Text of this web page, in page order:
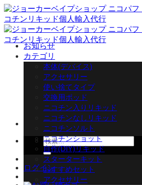
Skip
to
content
検
索
対
象:
ログイン
お知らせ
カテゴリ
本体(デバイス)
アクセサリー
使い捨てタイプ
交換用ポッド
ニコチン入りリキッド
ニコチンなしリキッド
ニコチンソルト
ニコチンショット
自作(DIY)リキッド
スターターキット
おすすめセット
アクセサリー